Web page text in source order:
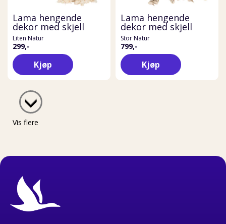
Lama hengende
dekor med skjell
Liten Natur
299,-
Kjøp
Lama hengende
dekor med skjell
Stor Natur
799,-
Kjøp
Vis flere